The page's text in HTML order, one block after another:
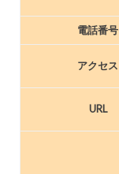
電話番号
アクセス
URL